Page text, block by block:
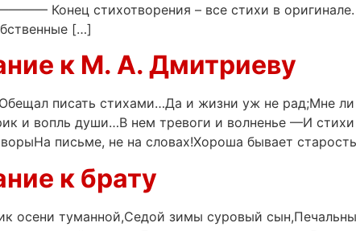
стихотворения – все стихи в оригинале.
[…]
к М. А. Дмитриеву
писать стихами…Да и жизни уж не рад;Мне
и вопль души…В нем тревоги и волненье —И
письме, не на словах!Хороша бывает
к брату
осени туманной,Седой зимы суровый